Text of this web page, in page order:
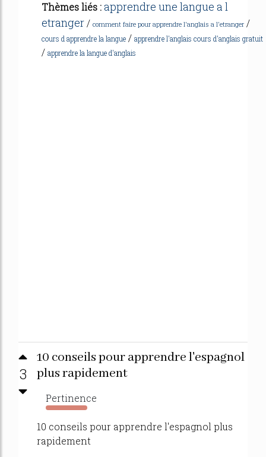
Thèmes liés :apprendre une langue a l
etranger/ comment faire pour apprendre l'anglais a l'etranger /
cours d apprendre la langue / apprendre l'anglais cours d'anglais gratuit
/ apprendre la langue d'anglais
3
10 conseils pour apprendre l'espagnol
plus rapidement
Pertinence
617%
10 conseils pour apprendre l'espagnol plus
rapidement